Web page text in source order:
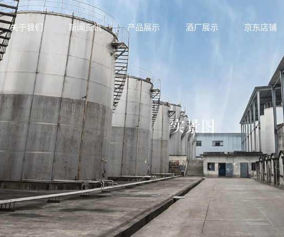
关于我们 新闻资讯 产品展示 酒厂展示 京东店铺
实景图